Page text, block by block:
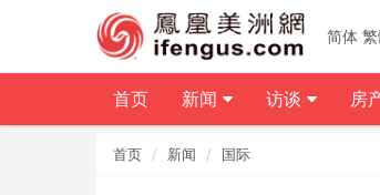
首页 新闻 国际
简体
首页 新闻 访谈 房